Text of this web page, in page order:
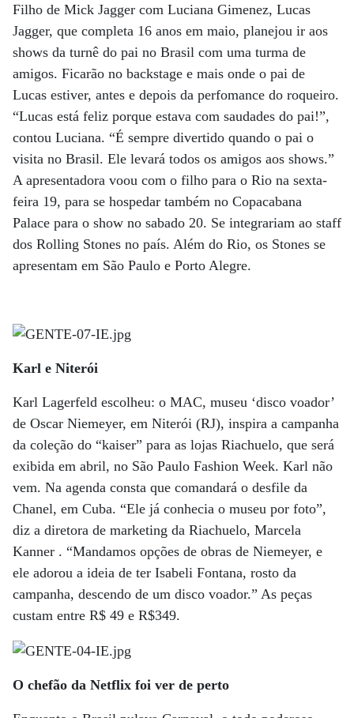
Filho de Mick Jagger com Luciana Gimenez, Lucas
Jagger, que completa 16 anos em maio, planejou ir aos
shows da turnê do pai no Brasil com uma turma de
amigos. Ficarão no backstage e mais onde o pai de
Lucas estiver, antes e depois da perfomance do roqueiro.
“Lucas está feliz porque estava com saudades do pai!”,
contou Luciana. “É sempre divertido quando o pai o
visita no Brasil. Ele levará todos os amigos aos shows.”
A apresentadora voou com o filho para o Rio na sexta-
feira 19, para se hospedar também no Copacabana
Palace para o show no sabado 20. Se integrariam ao staff
dos Rolling Stones no país. Além do Rio, os Stones se
apresentam em São Paulo e Porto Alegre.
Karl e Niterói
Karl Lagerfeld escolheu: o MAC, museu ‘disco voador’
de Oscar Niemeyer, em Niterói (RJ), inspira a campanha
da coleção do “kaiser” para as lojas Riachuelo, que será
exibida em abril, no São Paulo Fashion Week. Karl não
vem. Na agenda consta que comandará o desfile da
Chanel, em Cuba. “Ele já conhecia o museu por foto”,
diz a diretora de marketing da Riachuelo, Marcela
Kanner . “Mandamos opções de obras de Niemeyer, e
ele adorou a ideia de ter Isabeli Fontana, rosto da
campanha, descendo de um disco voador.” As peças
custam entre R$ 49 e R$349.
O chefão da Netflix foi ver de perto